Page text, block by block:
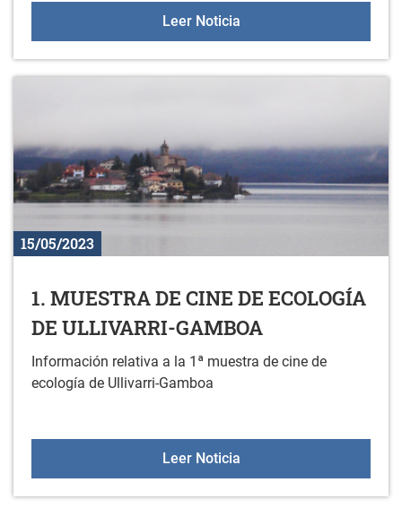
Leer NoticiaLa sesión de mayo del
15/05/2023
1. MUESTRA DE CINE DE ECOLOGÍA
DE ULLIVARRI-GAMBOA
Información relativa a la 1ª muestra de cine de
ecología de Ullivarri-Gamboa
Leer Noticia1. MUESTRA DE CINE